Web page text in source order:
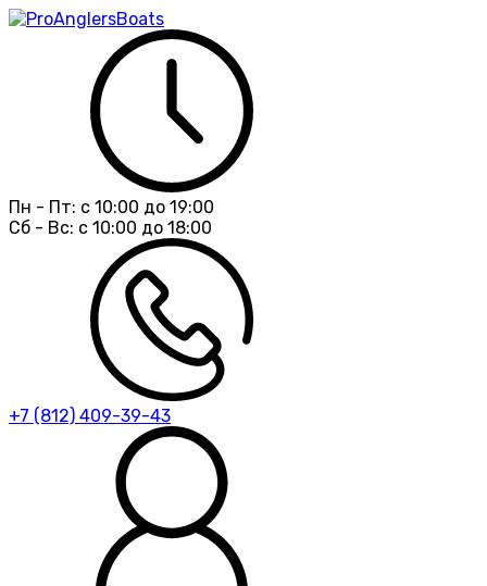
Пн - Пт: с 10:00 до 19:00
Сб - Вс: с 10:00 до 18:00
+7 (812) 409-39-43